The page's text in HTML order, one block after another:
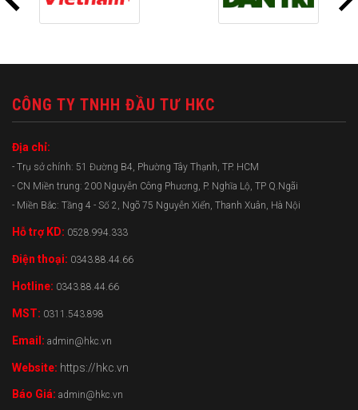
CÔNG TY TNHH ĐẦU TƯ HKC
Địa chỉ:
- Trụ sở chính: 51 Đường B4, Phường Tây Thạnh, TP. HCM
- CN Miền trung: 200 Nguyễn Công Phương, P. Nghĩa Lộ, TP Q.Ngãi
- Miền Bắc: Tầng 4 - Số 2, Ngõ 75 Nguyễn Xiển, Thanh Xuân, Hà Nội
Hỗ trợ KD: 0528.994.333
Điện thoại: 0343.88.44.66
Hotline: 0343.88.44.66
MST: 0311.543.898
Email: admin@hkc.vn
Website: https://hkc.vn
Báo Giá: admin@hkc.vn